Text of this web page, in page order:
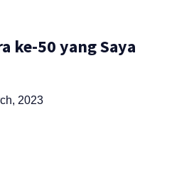
ke-50 yang Saya
2023